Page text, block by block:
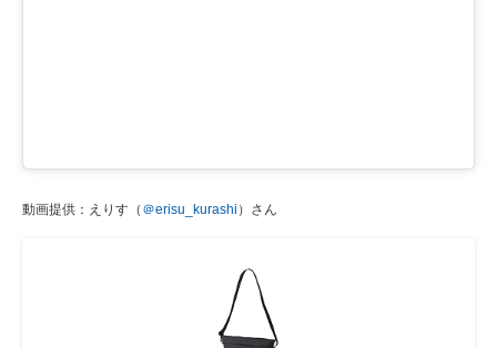
動画提供：えりす（ ＠erisu_kurashi ）さん